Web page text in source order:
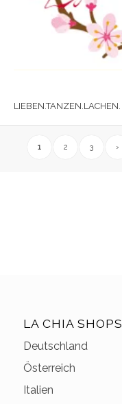
LIEBEN.TANZEN.LACHEN.
1 2 3 ›
LA CHIA SHOPS
Deutschland
Österreich
Italien